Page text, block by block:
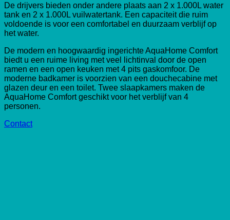
De drijvers bieden onder andere plaats aan 2 x 1.000L water
tank en 2 x 1.000L vuilwatertank. Een capaciteit die ruim
voldoende is voor een comfortabel en duurzaam verblijf op
het water.
De modern en hoogwaardig ingerichte AquaHome Comfort
biedt u een ruime living met veel lichtinval door de open
ramen en een open keuken met 4 pits gaskomfoor. De
moderne badkamer is voorzien van een douchecabine met
glazen deur en een toilet. Twee slaapkamers maken de
AquaHome Comfort geschikt voor het verblijf van 4
personen.
Contact